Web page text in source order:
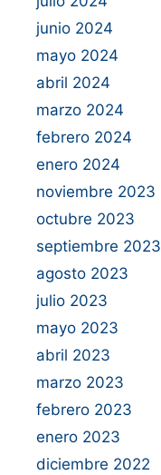
junio 2024
mayo 2024
abril 2024
marzo 2024
febrero 2024
enero 2024
noviembre 2023
octubre 2023
septiembre 2023
agosto 2023
julio 2023
mayo 2023
abril 2023
marzo 2023
febrero 2023
enero 2023
diciembre 2022